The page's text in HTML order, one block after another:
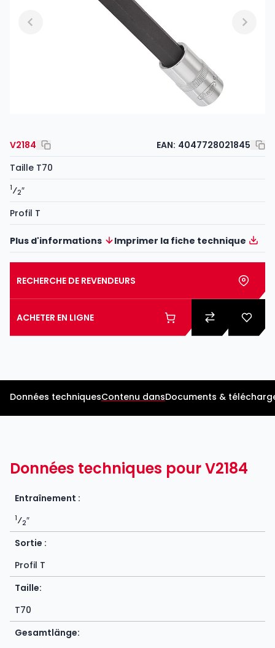
V2184 EAN: 4047728021845
Taille T70
1⁄2″
Profil T
Plus d'informations Imprimer la fiche technique
RECHERCHE DE REVENDEURS
ACHETER EN LIGNE
Données techniquesContenu dansDocuments &
Données techniques pour V2184
Entraînement :
1⁄2″
Sortie :
Profil T
Taille:
T70
Gesamtlänge: